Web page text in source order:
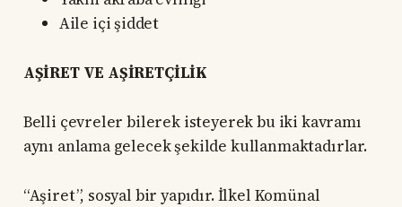
Aile içi şiddet
AŞİRET VE AŞİRETÇİLİK
Belli çevreler bilerek isteyerek bu iki kavramı
aynı anlama gelecek şekilde kullanmaktadırlar.
“Aşiret”, sosyal bir yapıdır. İlkel Komünal